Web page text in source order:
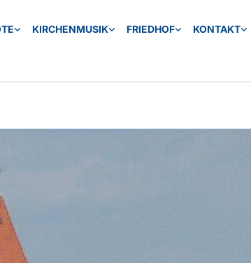
KIRCHENMUSIK FRIEDHOF
KONTAKT